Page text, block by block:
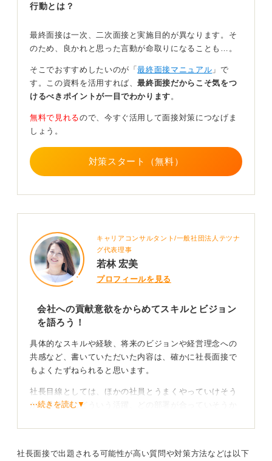
ョンスタイルを把握し、どのような対話が好まれるかを
イメージしておきましょう。
たとえば、ビジネスライクな社長であれば、自己紹介を1
分ピッチととらえ、「過去の成果→その再現性→会社へ
の貢献」の順で簡潔に説明すると良いです。
一方で、自然なコミュニケーションを好む社長もいるた
め、相手のスタイルに合わせることが大切です。
社長面接特有の質問にも備えておきましょう。
「10年後どうなっていたい？」という質問には、会社の
ビジョンと自身のキャリアプランを重ね合わせて事業リ
には、具体的な数字や期間を交えつつ PDCA サイクルを
回せる人材であることを示します。
「うちの会社の何が良いと思った？」と聞かれれば、業
界分析にもとづいたうえで、独自の企業文化と自身の価
値観がどう重なるかをアピールします。
「年収はいくら欲しい？」といった難しい質問には、市
場相場や現職での年収、そして成果へのコミットメント
0
行動とは？
最終面接は一次、二次面接と実施目的が異なります。そ
のため、良かれと思った言動が命取りになることも…。
そこでおすすめしたいのが「最終面接マニュアル 」で
す。この資料を活用すれば、最終面接だからこそ気をつ
けるべきポイントが一目でわかります 。
無料で見れるので、今すぐ活用して面接対策につなげま
しょう。
対策スタート（無料）
キャリアコンサルタント/一般社団法人テツナ
グ代表理事
若林 宏美
プロフィールを見る
会社への貢献意欲をからめてスキルとビジョン
を語ろう！
具体的なスキルや経験、将来のビジョンや経営理念への
共感など、書いていただいた内容は、確かに社長面接で
もよくたずねられると思います。
社長目線としては、ほかの社員とうまくやっていけそう
か、具体的にどういう活躍、どの部署が合っていそうか
⋯続きを読む▼
社長面接で出題される可能性が高い質問や対策方法などは以下